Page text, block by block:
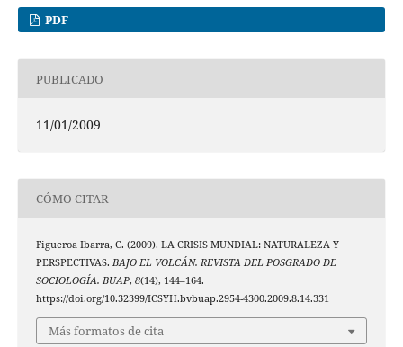
PDF
PUBLICADO
11/01/2009
CÓMO CITAR
Figueroa Ibarra, C. (2009). LA CRISIS MUNDIAL: NATURALEZA Y
PERSPECTIVAS. BAJO EL VOLCÁN. REVISTA DEL POSGRADO DE
SOCIOLOGÍA. BUAP, 8(14), 144–164.
https://doi.org/10.32399/ICSYH.bvbuap.2954-4300.2009.8.14.331
Más formatos de cita